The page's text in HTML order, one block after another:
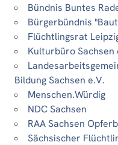
Bündnis Buntes
Bürgerbündnis
Flüchtlingsrat
Kulturbüro Sachsen
Bildung Sachsen e.V.
Menschen.Würdig
NDC Sachsen
RAA Sachsen
Sächsischer